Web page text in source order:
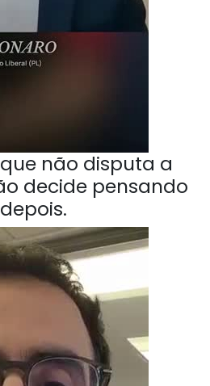
não disputa a
decide pensando